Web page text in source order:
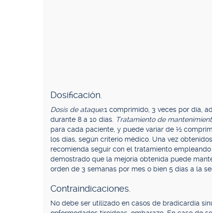
Dosificación.
Dosis de ataque:1 comprimido, 3 veces por día,
durante 8 a 10 días. Tratamiento de
para cada paciente, y puede variar de ½
los días, según criterio médico. Una vez
recomienda seguir con el tratamiento
demostrado que la mejoría obtenida puede
orden de 3 semanas por mes o bien 5 días a la
Contraindicaciones.
No debe ser utilizado en casos de bradicardia